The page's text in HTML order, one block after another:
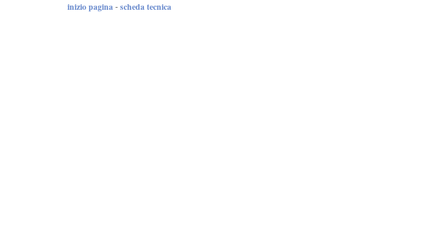
inizio pagina - scheda tecnica